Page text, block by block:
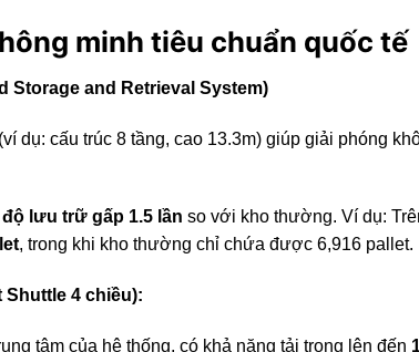
minh tiêu chuẩn quốc tế
Storage and Retrieval System)
dụ: cấu trúc 8 tầng, cao 13.3m) giúp giải phóng
độ lưu trữ gấp 1.5 lần so với kho thường. Ví dụ:
, trong khi kho thường chỉ chứa được 6,916 pallet.
4 chiều):
tâm của hệ thống, có khả năng tải trọng lên đến